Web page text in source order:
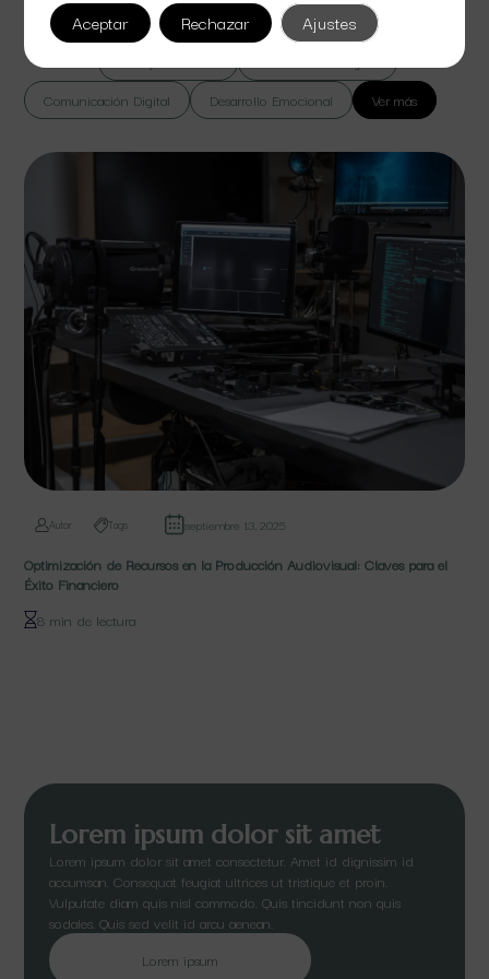
lorem massa vel suspendisse sed bibendum euismod.
Comunicación Digital
Desarrollo Emocional Ver más
Autor Tags septiembre 13, 2025
Optimización de Recursos en la Producción Audiovisual: Claves para el
Éxito Financiero
8 min de lectura
Lorem ipsum dolor sit amet
Lorem ipsum dolor sit amet consectetur. Amet id dignissim id
accumsan. Consequat feugiat ultrices ut tristique et proin.
Vulputate diam quis nisl commodo. Quis tincidunt non quis
sodales. Quis sed velit id arcu aenean.
Lorem ipsum
Aceptar Rechazar Ajustes